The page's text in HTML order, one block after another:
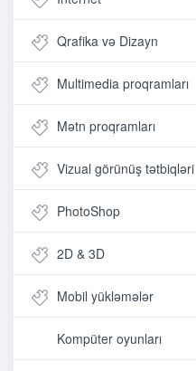
Qrafika və Dizayn
Multimedia proqramları
Mətn proqramları
Vizual görünüş tətbiqləri
PhotoShop
2D & 3D
Mobil yükləmələr
Kompüter oyunları